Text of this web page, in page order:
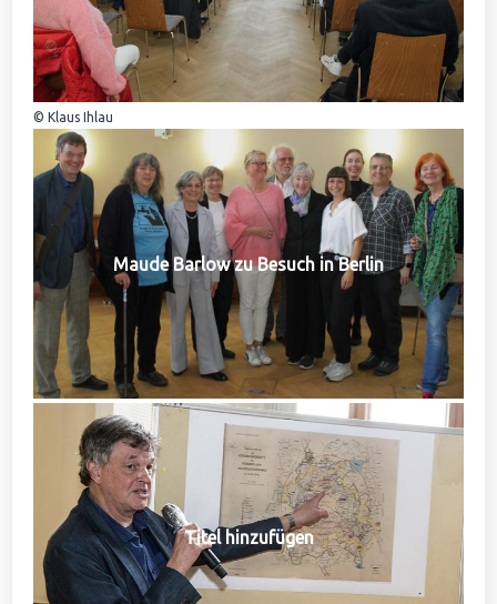
© Klaus Ihlau
Maude Barlow zu Besuch in Berlin
Titel hinzufügen